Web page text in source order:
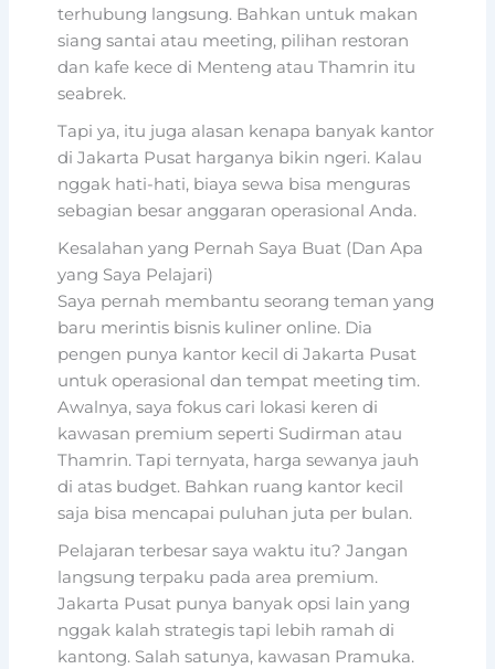
terhubung langsung. Bahkan untuk makan
siang santai atau meeting, pilihan restoran
dan kafe kece di Menteng atau Thamrin itu
seabrek.
Tapi ya, itu juga alasan kenapa banyak kantor
di Jakarta Pusat harganya bikin ngeri. Kalau
nggak hati-hati, biaya sewa bisa menguras
sebagian besar anggaran operasional Anda.
Kesalahan yang Pernah Saya Buat (Dan Apa
yang Saya Pelajari)
Saya pernah membantu seorang teman yang
baru merintis bisnis kuliner online. Dia
pengen punya kantor kecil di Jakarta Pusat
untuk operasional dan tempat meeting tim.
Awalnya, saya fokus cari lokasi keren di
kawasan premium seperti Sudirman atau
Thamrin. Tapi ternyata, harga sewanya jauh
di atas budget. Bahkan ruang kantor kecil
saja bisa mencapai puluhan juta per bulan.
Pelajaran terbesar saya waktu itu? Jangan
langsung terpaku pada area premium.
Jakarta Pusat punya banyak opsi lain yang
nggak kalah strategis tapi lebih ramah di
kantong. Salah satunya, kawasan Pramuka.